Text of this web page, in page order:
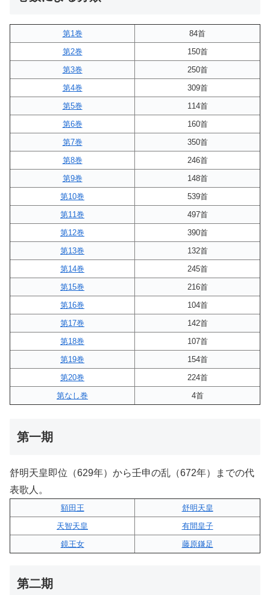
第1巻
84首
第2巻
150首
第3巻
250首
第4巻
309首
第5巻
114首
第6巻
160首
第7巻
350首
第8巻
246首
第9巻
148首
第10巻
539首
第11巻
497首
第12巻
390首
第13巻
132首
第14巻
245首
第15巻
216首
第16巻
104首
第17巻
142首
第18巻
107首
第19巻
154首
第20巻
224首
第なし巻
4首
第一期
舒明天皇即位（629年）から壬申の乱（672年）までの代
表歌人。
額田王
舒明天皇
天智天皇
有間皇子
鏡王女
藤原鎌足
第二期